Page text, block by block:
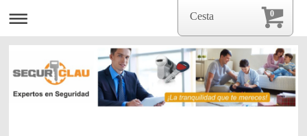
0
Cesta